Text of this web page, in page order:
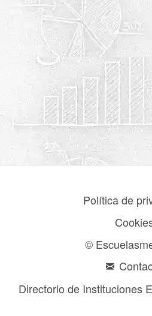
Política de
©
Directorio de Instituciones